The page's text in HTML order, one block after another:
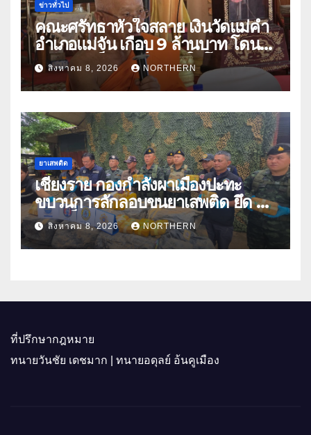
ข่าวทั่วไป
คณะศรัทธาหัวใจสลาย เงินวัดแม่คำ
อำเภอแม่จัน เกือบ 9 ล้านบาท โดน
แก๊งคอลเซ็นเตอร์หลอกให้โอนข้าม
ปีกว่า 66 บัญชี
สิงหาคม 8, 2026 NORTHERN
ยาเสพติด
เชียงราย กองกำลังผาเมืองปะทะ
ขบวนการลักลอบขนยาเสพติด ยึด 2
ล้านเม็ด
สิงหาคม 8, 2026 NORTHERN
ที่ปรึกษากฎหมาย
ทนายวันชัย เดชมาก | ทนายอดุลย์ อ้นคูเมือง